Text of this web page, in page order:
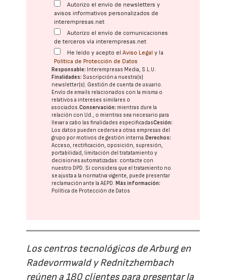
Autorizo el envío de newsletters y
avisos informativos personalizados de
interempresas.net
Autorizo el envío de comunicaciones
de terceros vía interempresas.net
He leído y acepto elAviso Legal y la
Política de Protección de Datos
Responsable: Interempresas Media, S.L.U.
Finalidades: Suscripción a nuestra(s)
newsletter(s). Gestión de cuenta de usuario.
Envío de emails relacionados con la misma o
relativos a intereses similares o
asociados.Conservación: mientras dure la
relación con Ud., o mientras sea necesario para
llevar a cabo las finalidades especificadasCesión:
Los datos pueden cederse a otras empresas del
grupo por motivos de gestión interna.Derechos:
Acceso, rectificación, oposición, supresión,
portabilidad, limitación del tratatamiento y
decisiones automatizadas: contacte con
nuestro DPD. Si considera que el tratamiento no
se ajusta a la normativa vigente, puede presentar
reclamación ante laAEPD.Más información:
Política de Protección de Datos
Los centros tecnológicos de Arburg en
Radevormwald y Rednitzhembach
reúnen a 180 clientes para presentar la